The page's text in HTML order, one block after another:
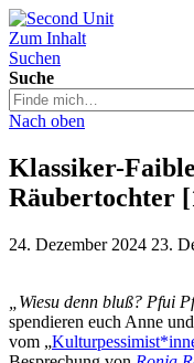
Second Unit
Zum Inhalt
Suchen
Suche
Suche
in
podcast.de/
Nach oben
Klassiker-
Räubertochter
24. Dezember 2024 23.
„Wiesu denn bluß? Pfui
spendieren euch Anne
vom „